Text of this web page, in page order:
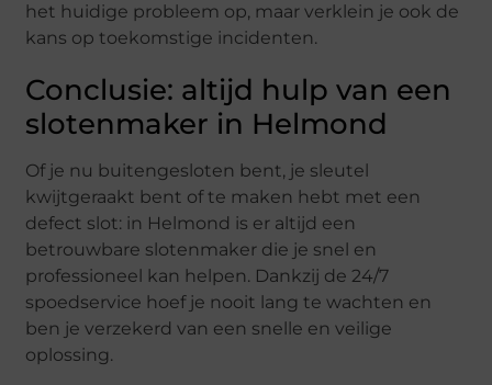
het huidige probleem op, maar verklein je ook de
kans op toekomstige incidenten.
Conclusie: altijd hulp van een
slotenmaker in Helmond
Of je nu buitengesloten bent, je sleutel
kwijtgeraakt bent of te maken hebt met een
defect slot: in Helmond is er altijd een
betrouwbare slotenmaker die je snel en
professioneel kan helpen. Dankzij de 24/7
spoedservice hoef je nooit lang te wachten en
ben je verzekerd van een snelle en veilige
oplossing.